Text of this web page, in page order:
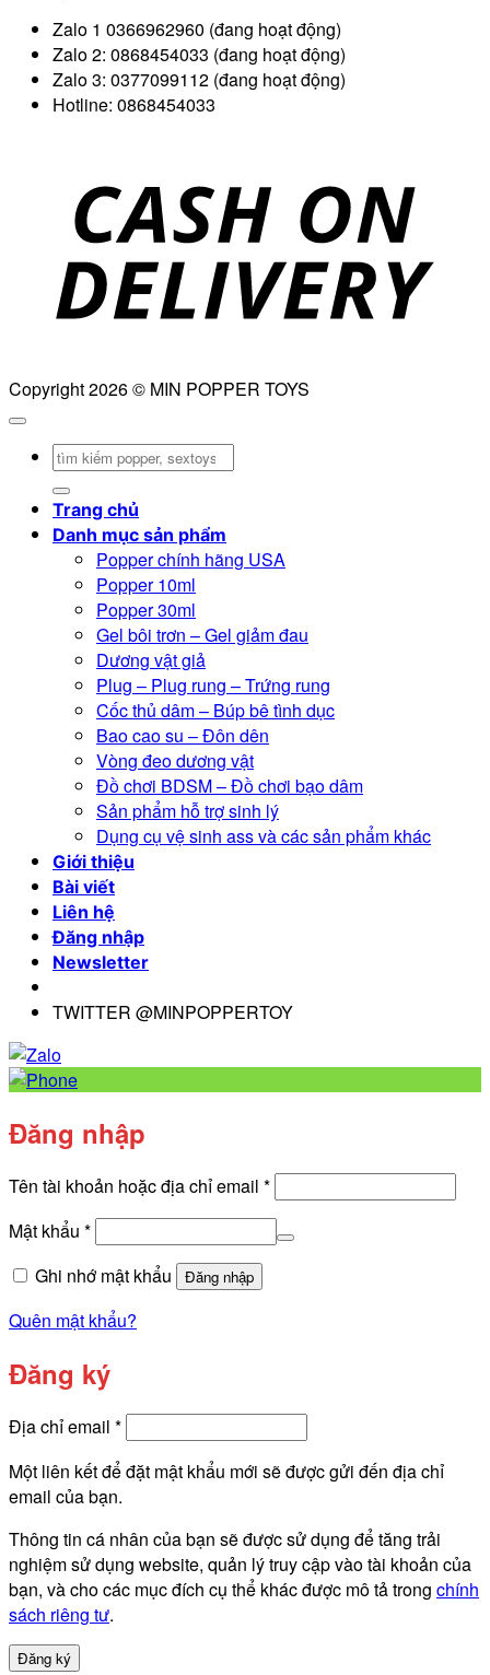
Zalo 1 0366962960 (đang hoạt động)
Zalo 2: 0868454033 (đang hoạt động)
Zalo 3: 0377099112 (đang hoạt động)
Hotline: 0868454033
Copyright 2026 © MIN POPPER TOYS
Tìm
Trang chủ
Danh mục sản phẩm
Popper chính hãng USA
Popper 10ml
Popper 30ml
Gel bôi trơn – Gel giảm đau
Dương vật giả
Plug – Plug rung – Trứng rung
Cốc thủ dâm – Búp bê tình dục
Bao cao su – Đôn dên
Vòng đeo dương vật
Đồ chơi BDSM – Đồ chơi bạo dâm
Sản phẩm hỗ trợ sinh lý
Dụng cụ vệ sinh ass và các sản phẩm khác
Giới thiệu
Bài viết
Liên hệ
Đăng nhập
Newsletter
TWITTER @MINPOPPERTOY
Đăng nhập
Tên tài khoản hoặc địa chỉ email *Bắt
Mật khẩu *Bắt
Ghi nhớ mật khẩu
Đăng nhập
Quên mật khẩu?
Đăng ký
Địa chỉ email *Bắt
Một liên kết để đặt mật khẩu mới sẽ được gửi đến địa chỉ
email của bạn.
Thông tin cá nhân của bạn sẽ được sử dụng để tăng trải
nghiệm sử dụng website, quản lý truy cập vào tài khoản của
bạn, và cho các mục đích cụ thể khác được mô tả trong chính
sách riêng tư.
Đăng ký